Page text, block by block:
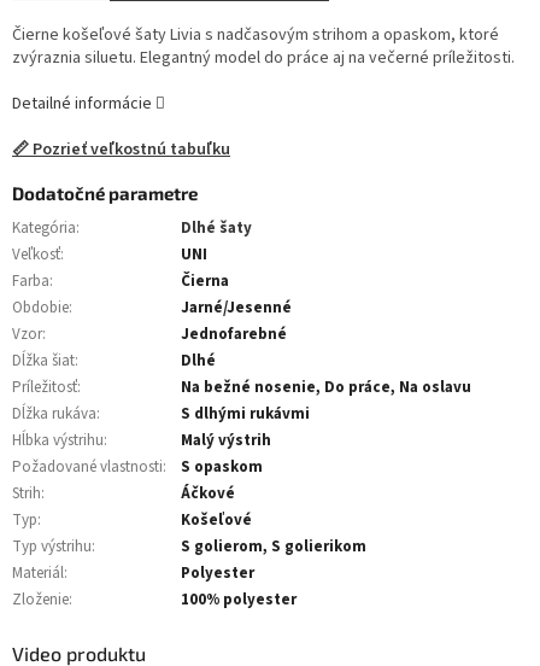
Čierne košeľové šaty Livia s nadčasovým strihom a opaskom, ktoré
zvýraznia siluetu. Elegantný model do práce aj na večerné príležitosti.
Detailné informácie
📏 Pozrieť veľkostnú tabuľku
Dodatočné parametre
Kategória:
Dlhé šaty
Veľkosť:
UNI
Farba:
Čierna
Obdobie:
Jarné/Jesenné
Vzor:
Jednofarebné
Dĺžka šiat:
Dlhé
Príležitosť:
Na bežné nosenie, Do práce, Na oslavu
Dĺžka rukáva:
S dlhými rukávmi
Hĺbka výstrihu:
Malý výstrih
Požadované vlastnosti:
S opaskom
Strih:
Áčkové
Typ:
Košeľové
Typ výstrihu:
S golierom, S golierikom
Materiál:
Polyester
Zloženie: 100% polyester
Video produktu